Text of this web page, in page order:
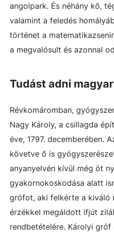
angolpark. És néhány kő,
valamint a feledés
történet a
a megvalósult és azonnal
Tudást adni
Révkomáromban,
Nagy Károly, a csillagda
éve, 1797. decemberében.
követve ő is
anyanyelvén kívül még öt
gyakornokoskodása alatt
grófot, aki felkérte a kiváló
érzékkel megáldott ifjút
rendbetételére. Károlyi gróf